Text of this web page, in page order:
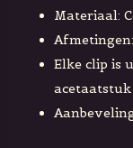
Materiaal:
Elke clip is
acetaatstuk